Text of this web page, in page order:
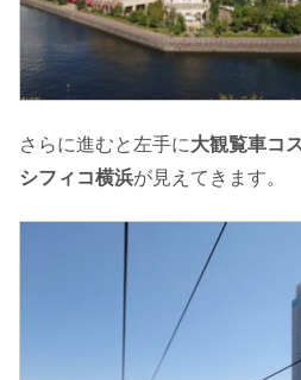
さらに進むと左手に大観覧車コ
シフィコ横浜が見えてきます。